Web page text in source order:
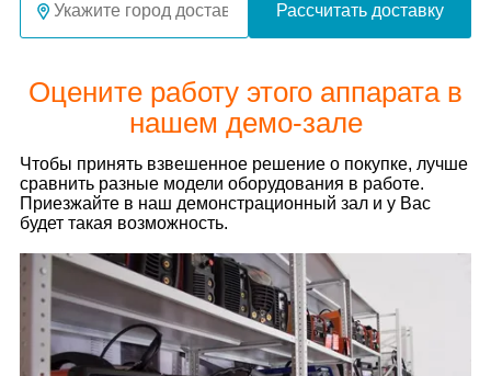
Рассчитать доставку
Оцените работу этого аппарата в
нашем демо-зале
Чтобы принять взвешенное решение о покупке, лучше
сравнить разные модели оборудования в работе.
Приезжайте в наш демонстрационный зал и у Вас
будет такая возможность.